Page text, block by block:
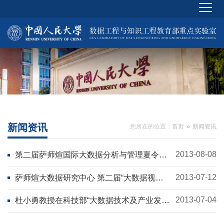
您所在的位置： 首页 新闻资讯
新闻资讯
第二届萨师煊国际大数据分析与管理夏令营
胜利闭幕
2013-08-08
萨师煊大数据研究中心 第二届“大数据视
点”研讨会成功召开
2013-07-12
杜小勇教授在科技部“大数据技术及产业发展
趋势” 专题研讨会上做主题报告
2013-07-04